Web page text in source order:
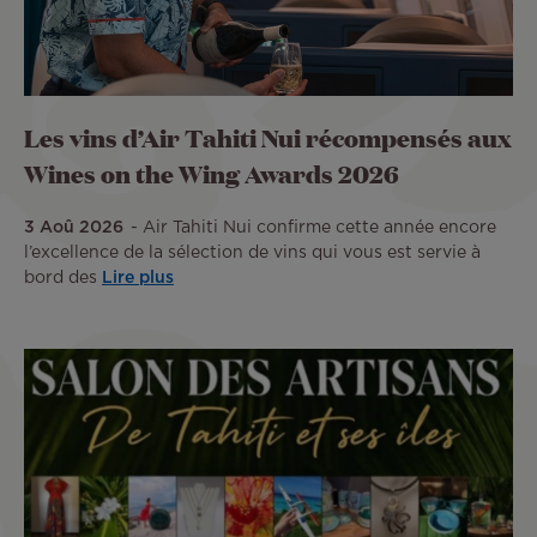
Les vins d’Air Tahiti Nui récompensés aux
Wines on the Wing Awards 2026
3 Aoû 2026
Air Tahiti Nui confirme cette année encore
l’excellence de la sélection de vins qui vous est servie à
bord des
Lire plus